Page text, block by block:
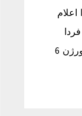
اعلام می شود آپدیت آفلاین نود 32 ورژن 6